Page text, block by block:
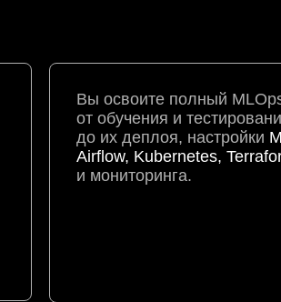
Вы освоите полный
от обучения и
до их деплоя, настройки
Airflow, Kubernetes,
и мониторинга.